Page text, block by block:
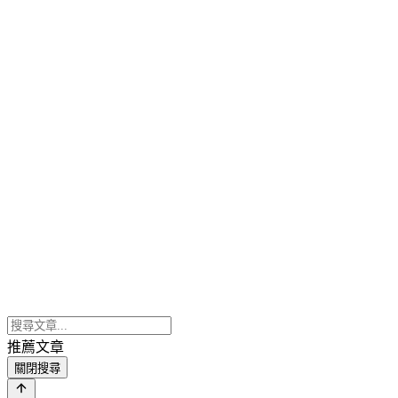
推薦文章
關閉搜尋